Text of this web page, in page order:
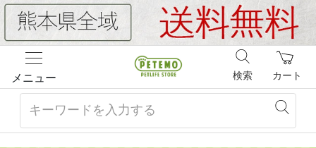
メニュー カート
検索